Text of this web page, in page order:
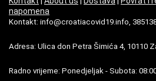
napomena
Kontakt: info@croatiacovid19.info,
Adresa: Ulica don Petra Šimića 4, 10110
Radno vrijeme: Ponedjeljak - Subota: